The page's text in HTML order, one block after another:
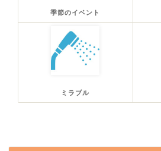
季節のイベント
ミラブル